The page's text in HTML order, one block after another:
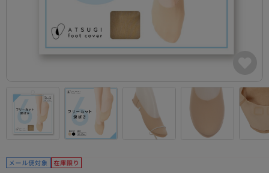
- 柄ストッキング
- 着圧ストッキング
- パンティ部レスストッキング
タイツ
- 無地タイツ
ブラジャー
- ノンワイヤーブラ
- ブラトップ
ショーツ
- レギュラーショーツ
- サニタリーショーツ
ライフスタイルウェア
ボトムス
ルームウェア・パジャマ
アクティブ・スポーツ
- スポーツブラ
- スポーツトップス
スニーカー丈・くるぶし丈ソックス
メンズパンツ
ボクサー
Tバック・ビキニ
肌着・インナー
ライフスタイルウェア
ボトムス
ルームウェア・パジャマ
クルー・レギュラー丈ソックス
ハイソックス
スクールソックス
ブラジャー
ノンワイヤーブラ
スポーツブラ
ショーツ
レギュラーショーツ
サニタリーショーツ
アスティーグ
スゴスト
フェイクタイツ
hotto comfort
Atsugi COLORS
商品選びのお手伝い
私に似合う、ストッキング選び
タイツの選び方
ご利用ガイド
はじめての方へ
よくある質問（FAQ）
サイズ表